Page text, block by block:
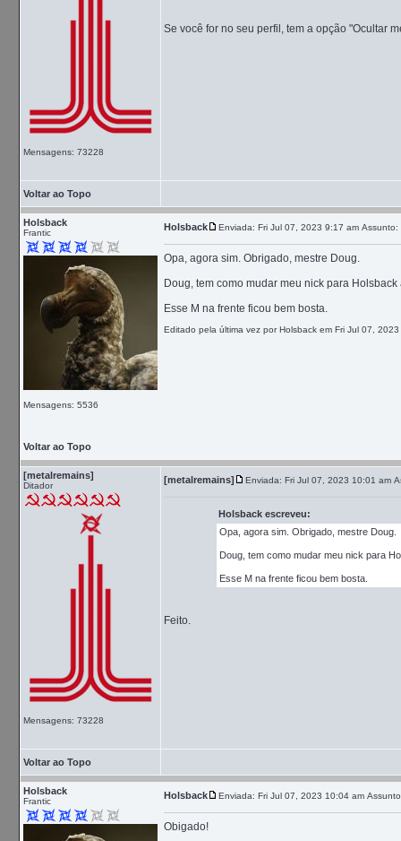
Mensagens: 73228
Se você for no seu perfil, tem a opção "Ocultar
Voltar ao Topo
Holsback
Frantic
Mensagens: 5536
Holsback Enviada: Fri Jul 07, 2023 9:17 am Assunto:
Opa, agora sim. Obrigado, mestre Doug.
Doug, tem como mudar meu nick para
Esse M na frente ficou bem bosta.
Editado pela última vez por Holsback em Fri Jul 07,
Voltar ao Topo
[metalremains]
Ditador
Mensagens: 73228
[metalremains] Enviada: Fri Jul 07, 2023 10:01 am
Holsback escreveu:
Opa, agora sim. Obrigado, mestre Doug.
Doug, tem como mudar meu nick para
Esse M na frente ficou bem bosta.
Feito.
Voltar ao Topo
Holsback
Frantic
Holsback Enviada: Fri Jul 07, 2023 10:04 am
Obigado!